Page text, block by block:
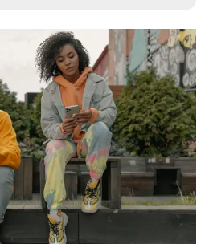
voor eigen initiatief.
zelf een actie, kiezen een
past en zamelen digitaal
impact.